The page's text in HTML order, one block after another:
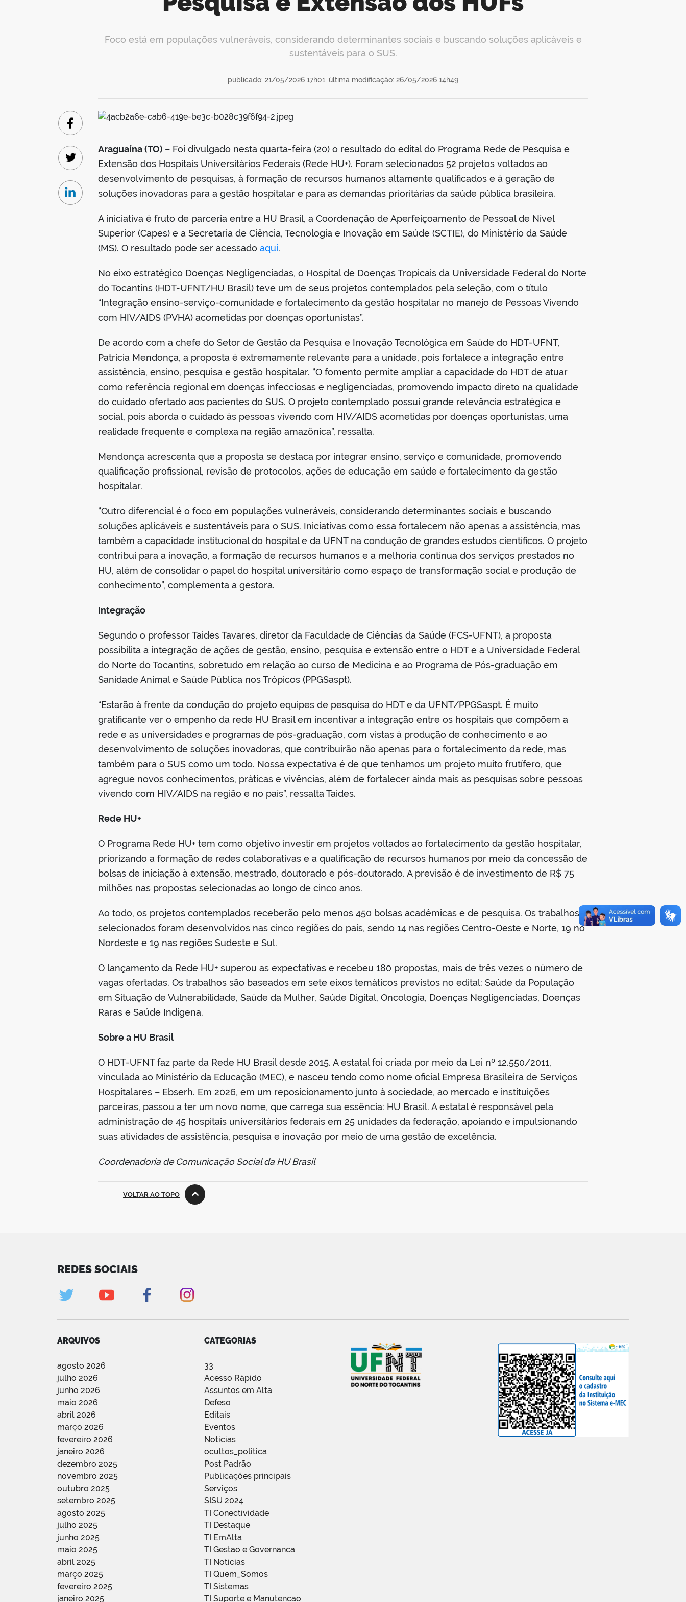
Foco está em populações vulneráveis, considerando determinantes sociais e buscando soluções aplicáveis e
sustentáveis para o SUS.
publicado: 21/05/2026 17h01, última modificação: 26/05/2026 14h49
Araguaína (TO) – Foi divulgado nesta quarta-feira (20) o resultado do edital do Programa Rede de Pesquisa e
Extensão dos Hospitais Universitários Federais (Rede HU+). Foram selecionados 52 projetos voltados ao
desenvolvimento de pesquisas, à formação de recursos humanos altamente qualificados e à geração de
soluções inovadoras para a gestão hospitalar e para as demandas prioritárias da saúde pública brasileira.
A iniciativa é fruto de parceria entre a HU Brasil, a Coordenação de Aperfeiçoamento de Pessoal de Nível
Superior (Capes) e a Secretaria de Ciência, Tecnologia e Inovação em Saúde (SCTIE), do Ministério da Saúde
(MS). O resultado pode ser acessado aqui.
No eixo estratégico Doenças Negligenciadas, o Hospital de Doenças Tropicais da Universidade Federal do Norte
do Tocantins (HDT-UFNT/HU Brasil) teve um de seus projetos contemplados pela seleção, com o título
“Integração ensino-serviço-comunidade e fortalecimento da gestão hospitalar no manejo de Pessoas Vivendo
com HIV/AIDS (PVHA) acometidas por doenças oportunistas”.
De acordo com a chefe do Setor de Gestão da Pesquisa e Inovação Tecnológica em Saúde do HDT-UFNT,
Patrícia Mendonça, a proposta é extremamente relevante para a unidade, pois fortalece a integração entre
assistência, ensino, pesquisa e gestão hospitalar. “O fomento permite ampliar a capacidade do HDT de atuar
como referência regional em doenças infecciosas e negligenciadas, promovendo impacto direto na qualidade
do cuidado ofertado aos pacientes do SUS. O projeto contemplado possui grande relevância estratégica e
social, pois aborda o cuidado às pessoas vivendo com HIV/AIDS acometidas por doenças oportunistas, uma
realidade frequente e complexa na região amazônica”, ressalta.
Mendonça acrescenta que a proposta se destaca por integrar ensino, serviço e comunidade, promovendo
qualificação profissional, revisão de protocolos, ações de educação em saúde e fortalecimento da gestão
hospitalar.
“Outro diferencial é o foco em populações vulneráveis, considerando determinantes sociais e buscando
soluções aplicáveis e sustentáveis para o SUS. Iniciativas como essa fortalecem não apenas a assistência, mas
também a capacidade institucional do hospital e da UFNT na condução de grandes estudos científicos. O projeto
contribui para a inovação, a formação de recursos humanos e a melhoria contínua dos serviços prestados no
HU, além de consolidar o papel do hospital universitário como espaço de transformação social e produção de
conhecimento”, complementa a gestora.
Integração
Segundo o professor Taides Tavares, diretor da Faculdade de Ciências da Saúde (FCS-UFNT), a proposta
possibilita a integração de ações de gestão, ensino, pesquisa e extensão entre o HDT e a Universidade Federal
do Norte do Tocantins, sobretudo em relação ao curso de Medicina e ao Programa de Pós-graduação em
Sanidade Animal e Saúde Pública nos Trópicos (PPGSaspt).
“Estarão à frente da condução do projeto equipes de pesquisa do HDT e da UFNT/PPGSaspt. É muito
gratificante ver o empenho da rede HU Brasil em incentivar a integração entre os hospitais que compõem a
rede e as universidades e programas de pós-graduação, com vistas à produção de conhecimento e ao
desenvolvimento de soluções inovadoras, que contribuirão não apenas para o fortalecimento da rede, mas
também para o SUS como um todo. Nossa expectativa é de que tenhamos um projeto muito frutífero, que
agregue novos conhecimentos, práticas e vivências, além de fortalecer ainda mais as pesquisas sobre pessoas
vivendo com HIV/AIDS na região e no país”, ressalta Taides.
Rede HU+
O Programa Rede HU+ tem como objetivo investir em projetos voltados ao fortalecimento da gestão hospitalar,
priorizando a formação de redes colaborativas e a qualificação de recursos humanos por meio da concessão de
bolsas de iniciação à extensão, mestrado, doutorado e pós-doutorado. A previsão é de investimento de R$ 75
milhões nas propostas selecionadas ao longo de cinco anos.
Ao todo, os projetos contemplados receberão pelo menos 450 bolsas acadêmicas e de pesquisa. Os trabalhos
selecionados foram desenvolvidos nas cinco regiões do país, sendo 14 nas regiões Centro-Oeste e Norte, 19 no
Nordeste e 19 nas regiões Sudeste e Sul.
O lançamento da Rede HU+ superou as expectativas e recebeu 180 propostas, mais de três vezes o número de
vagas ofertadas. Os trabalhos são baseados em sete eixos temáticos previstos no edital: Saúde da População
em Situação de Vulnerabilidade, Saúde da Mulher, Saúde Digital, Oncologia, Doenças Negligenciadas, Doenças
Raras e Saúde Indígena.
Sobre a HU Brasil
O HDT-UFNT faz parte da Rede HU Brasil desde 2015. A estatal foi criada por meio da Lei nº 12.550/2011,
vinculada ao Ministério da Educação (MEC), e nasceu tendo como nome oficial Empresa Brasileira de Serviços
Hospitalares – Ebserh. Em 2026, em um reposicionamento junto à sociedade, ao mercado e instituições
parceiras, passou a ter um novo nome, que carrega sua essência: HU Brasil. A estatal é responsável pela
administração de 45 hospitais universitários federais em 25 unidades da federação, apoiando e impulsionando
suas atividades de assistência, pesquisa e inovação por meio de uma gestão de excelência.
Coordenadoria de Comunicação Social da HU Brasil
Facebook
Twitter
Linkedin
VOLTAR AO TOPO
REDES SOCIAIS
ARQUIVOS
agosto 2026
julho 2026
junho 2026
maio 2026
abril 2026
março 2026
fevereiro 2026
janeiro 2026
dezembro 2025
novembro 2025
outubro 2025
setembro 2025
agosto 2025
julho 2025
junho 2025
maio 2025
abril 2025
março 2025
fevereiro 2025
janeiro 2025
CATEGORIAS
33
Acesso Rápido
Assuntos em Alta
Defeso
Editais
Eventos
Notícias
ocultos_politica
Post Padrão
Publicações principais
Serviços
SISU 2024
TI Conectividade
TI Destaque
TI EmAlta
TI Gestao e Governanca
TI Noticias
TI Quem_Somos
TI Sistemas
TI Suporte e Manutencao